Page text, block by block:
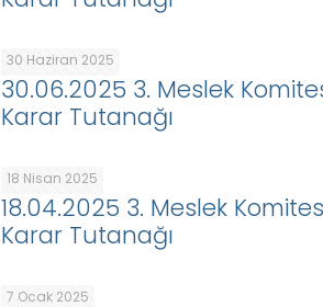
30 Haziran 2025
30.06.2025 3. Meslek
Karar Tutanağı
18 Nisan 2025
18.04.2025 3. Meslek
Karar Tutanağı
7 Ocak 2025